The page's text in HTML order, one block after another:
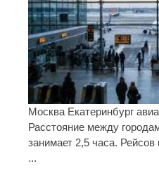
Москва Екатеринбург
Расстояние между
занимает 2,5 часа.
...